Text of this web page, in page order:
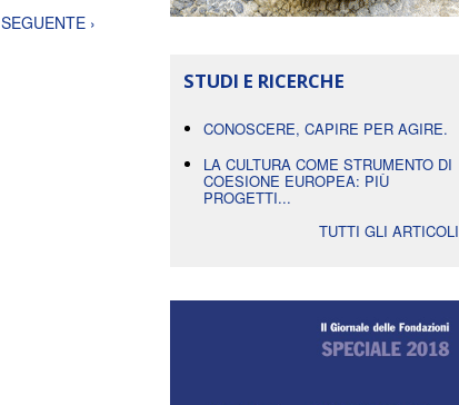
SEGUENTE ›
STUDI E RICERCHE
CONOSCERE, CAPIRE PER AGIRE.
LA CULTURA COME STRUMENTO DI
COESIONE EUROPEA: PIÙ
PROGETTI...
TUTTI GLI ARTICOLI